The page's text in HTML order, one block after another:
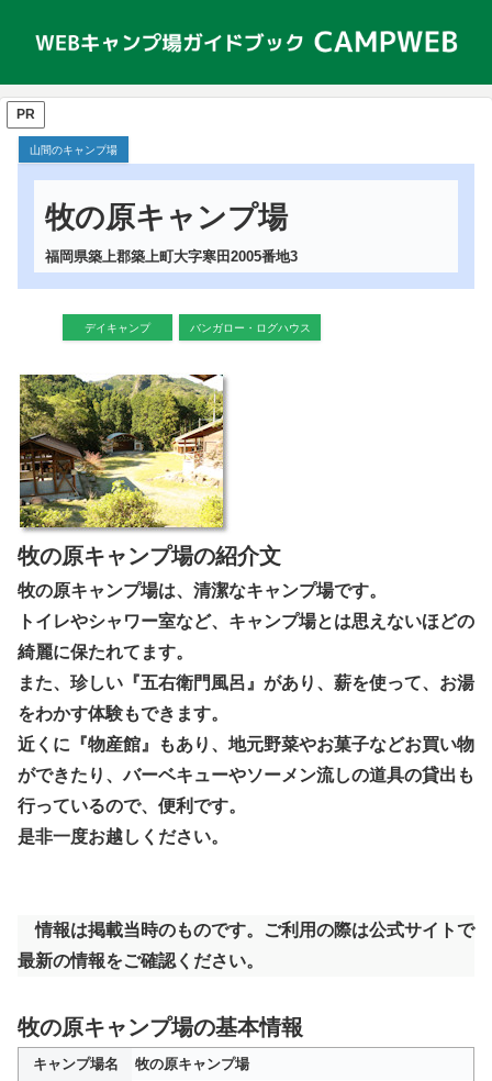
PR
山間のキャンプ場
牧の原キャンプ場
福岡県築上郡築上町大字寒田2005番地3
デイキャンプ バンガロー・ログハウス
牧の原キャンプ場の紹介文
牧の原キャンプ場は、清潔なキャンプ場です。
トイレやシャワー室など、キャンプ場とは思えないほどの
綺麗に保たれてます。
また、珍しい『五右衛門風呂』があり、薪を使って、お湯
をわかす体験もできます。
近くに『物産館』もあり、地元野菜やお菓子などお買い物
ができたり、バーベキューやソーメン流しの道具の貸出も
行っているので、便利です。
是非一度お越しください。
情報は掲載当時のものです。ご利用の際は公式サイトで
最新の情報をご確認ください。
牧の原キャンプ場の基本情報
キャンプ場名
牧の原キャンプ場